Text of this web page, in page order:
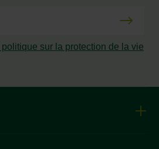
politique sur la protection de la vie